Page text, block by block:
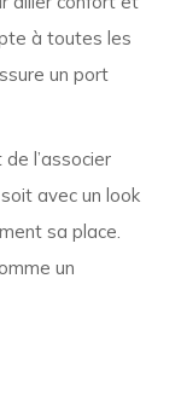
à toutes les
un port
l’associer
avec un look
sa place.
un